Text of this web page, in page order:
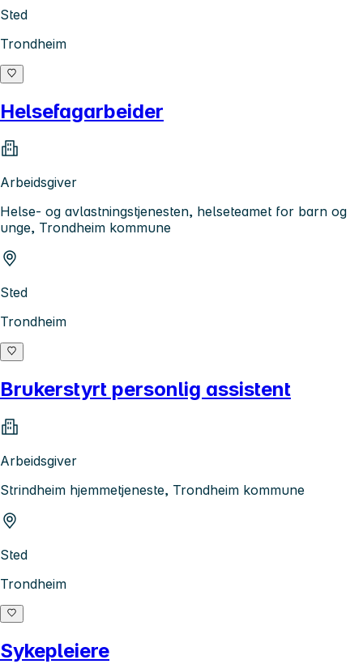
Sted
Trondheim
Helsefagarbeider
Arbeidsgiver
Helse- og avlastningstjenesten, helseteamet for barn og
unge, Trondheim kommune
Sted
Trondheim
Brukerstyrt personlig assistent
Arbeidsgiver
Strindheim hjemmetjeneste, Trondheim kommune
Sted
Trondheim
Sykepleiere